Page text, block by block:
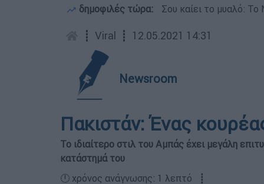
δημοφιλές τώρα: Σου καίει το μυαλό:
┋ Viral ┋ 12.05.2021 14:31
Newsroom
Πακιστάν: Ένας
Το ιδιαίτερο στιλ του Αμπάς έχει μεγάλη
κατάστημά του
🕛 χρόνος ανάγνωσης: 1 λεπτό ┋